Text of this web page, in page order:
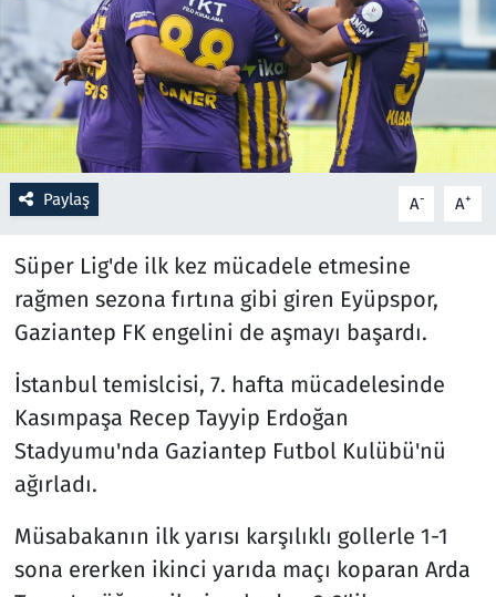
Paylaş A- A+
Süper Lig'de ilk kez mücadele etmesine
rağmen sezona fırtına gibi giren Eyüpspor,
Gaziantep FK engelini de aşmayı başardı.
İstanbul temislcisi, 7. hafta mücadelesinde
Kasımpaşa Recep Tayyip Erdoğan
Stadyumu'nda Gaziantep Futbol Kulübü'nü
ağırladı.
Müsabakanın ilk yarısı karşılıklı gollerle 1-1
sona ererken ikinci yarıda maçı koparan Arda
Ramazan
Resmi İlanlar
Rüya Tabirleri
Sağlık
Savunma Sanayi
Seçim 2023
Teknoloji ve Bilim
Televizyon